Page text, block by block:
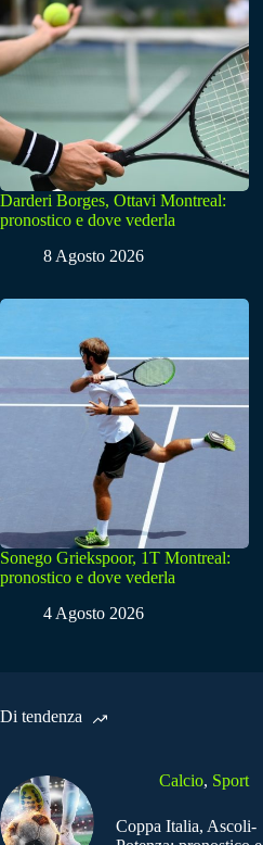
Darderi Borges, Ottavi Montreal:
pronostico e dove vederla
8 Agosto 2026
Sonego Griekspoor, 1T Montreal:
pronostico e dove vederla
4 Agosto 2026
Di tendenza
Calcio, Sport
Coppa Italia, Ascoli-